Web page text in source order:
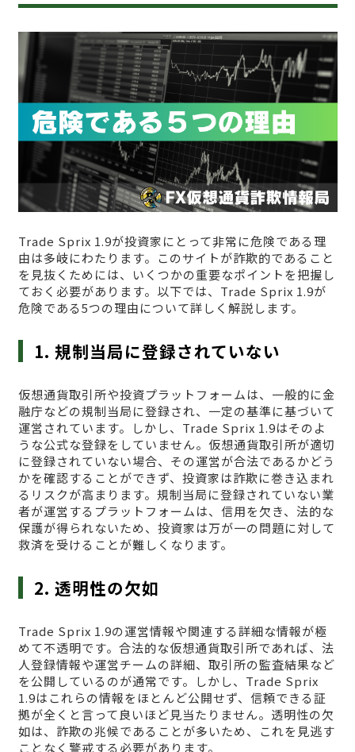
Trade Sprix 1.9が投資家にとって非常に危険である理
由は多岐にわたります。このサイトが詐欺的であること
を見抜くためには、いくつかの重要なポイントを把握し
ておく必要があります。以下では、Trade Sprix 1.9が
危険である5つの理由について詳しく解説します。
1. 規制当局に登録されていない
仮想通貨取引所や投資プラットフォームは、一般的に金
融庁などの規制当局に登録され、一定の基準に基づいて
運営されています。しかし、Trade Sprix 1.9はそのよ
うな公式な登録をしていません。仮想通貨取引所が適切
に登録されていない場合、その運営が合法であるかどう
かを確認することができず、投資家は詐欺に巻き込まれ
るリスクが高まります。規制当局に登録されていない業
者が運営するプラットフォームは、信用を欠き、法的な
保護が得られないため、投資家は万が一の問題に対して
救済を受けることが難しくなります。
2. 透明性の欠如
Trade Sprix 1.9の運営情報や関連する詳細な情報が極
めて不透明です。合法的な仮想通貨取引所であれば、法
人登録情報や運営チームの詳細、取引所の監査結果など
を公開しているのが通常です。しかし、Trade Sprix
1.9はこれらの情報をほとんど公開せず、信頼できる証
拠が全くと言って良いほど見当たりません。透明性の欠
如は、詐欺の兆候であることが多いため、これを見逃す
ことなく警戒する必要があります。